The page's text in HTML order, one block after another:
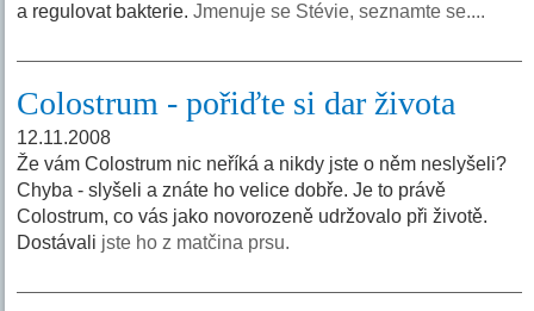
a regulovat bakterie.Jmenuje se Stévie, seznamte se....
Colostrum - pořiďte si dar života
12.11.2008
Že vám Colostrum nic neříká a nikdy jste o něm neslyšeli?
Chyba - slyšeli a znáte ho velice dobře. Je to právě
Colostrum, co vás jako novorozeně udržovalo při životě.
Dostávali jste ho z matčina prsu.